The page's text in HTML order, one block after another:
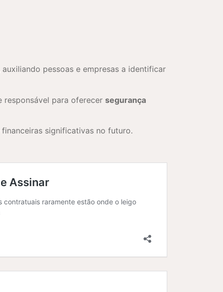
auxiliando pessoas e empresas a identificar
para oferecer segurança
significativas no futuro.